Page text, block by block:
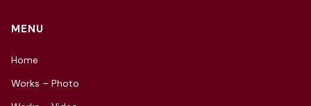
MENU
Home
Works – Photo